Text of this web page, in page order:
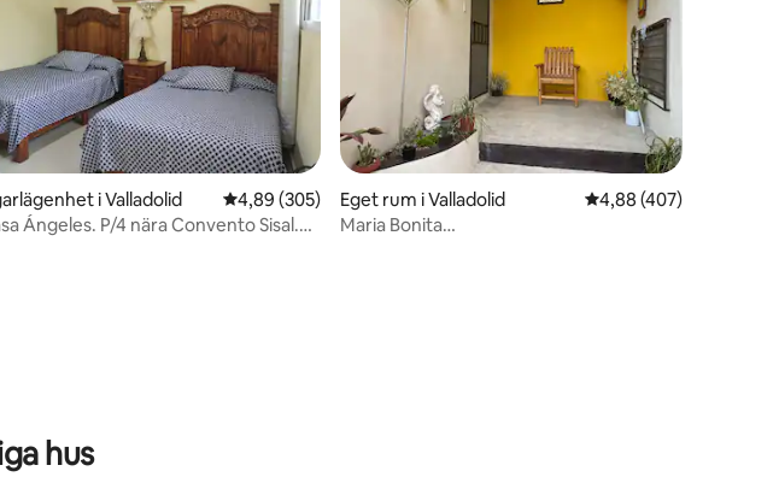
betyg, 12 omdömen
i Valladolid 4,89 av 5 i genomsnittligt betyg, 305 omdömen
4,89 (305)
Ángeles. P/4 nära Convento Sisal.
Eget rum i Valladolid 4,88 av 5 i
4,88 (407)
Maria Bonita
hus